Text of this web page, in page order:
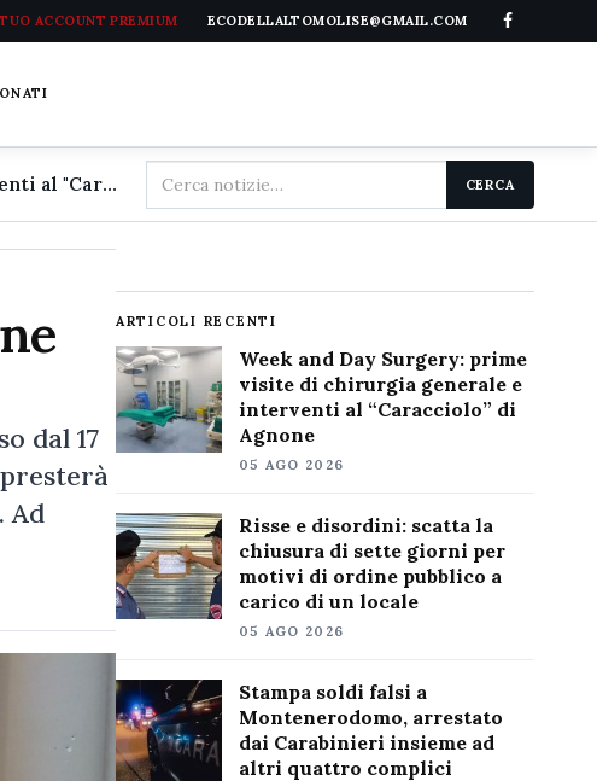
ACCOUNT PREMIUM ECODELLALTOMOLISE@GMAIL.COM
Week and Day Surgery: prime visite di chirurgia generale e interventi al "Caracciolo" di Agnone
Cerca
nel
CERCA
dal 17
Ad
ARTICOLI RECENTI
Week and Day Surgery: prime
visite di chirurgia generale e
interventi al “Caracciolo” di
Agnone
05 AGO 2026
Risse e disordini: scatta la
chiusura di sette giorni per
motivi di ordine pubblico a
carico di un locale
05 AGO 2026
Stampa soldi falsi a
Montenerodomo, arrestato
dai Carabinieri insieme ad
altri quattro complici